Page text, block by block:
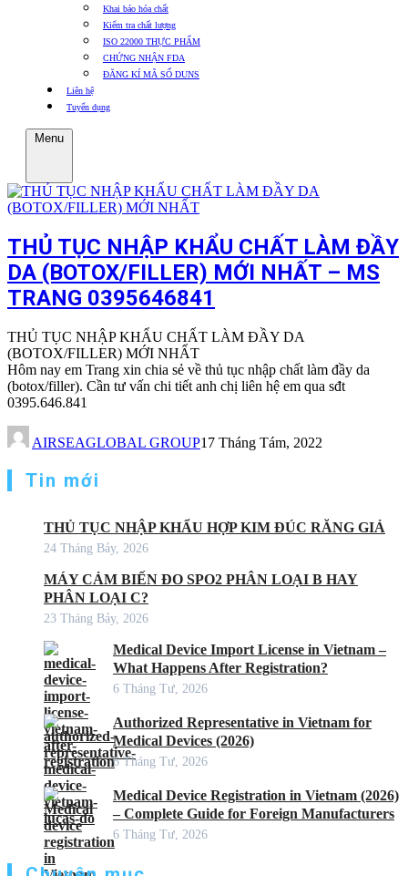
Khai báo hóa chất
Kiểm tra chất lượng
ISO 22000 THỰC PHẨM
CHỨNG NHẬN FDA
ĐĂNG KÍ MÃ SỐ DUNS
Liên hệ
Tuyển dụng
Menu
THỦ TỤC NHẬP KHẨU CHẤT LÀM ĐẦY
DA (BOTOX/FILLER) MỚI NHẤT – MS
TRANG 0395646841
THỦ TỤC NHẬP KHẨU CHẤT LÀM ĐẦY DA
(BOTOX/FILLER) MỚI NHẤT
Hôm nay em Trang xin chia sẻ về thủ tục nhập chất làm đầy da
(botox/filler). Cần tư vấn chi tiết anh chị liên hệ em qua sđt
0395.646.841
AIRSEAGLOBAL GROUP17 Tháng Tám, 2022
Tin mới
THỦ TỤC NHẬP KHẨU HỢP KIM ĐÚC RĂNG GIẢ
24 Tháng Bảy, 2026
MÁY CẢM BIẾN ĐO SPO2 PHÂN LOẠI B HAY
PHÂN LOẠI C?
23 Tháng Bảy, 2026
Medical Device Import License in Vietnam –
What Happens After Registration?
6 Tháng Tư, 2026
Authorized Representative in Vietnam for
Medical Devices (2026)
6 Tháng Tư, 2026
Medical Device Registration in Vietnam (2026)
– Complete Guide for Foreign Manufacturers
6 Tháng Tư, 2026